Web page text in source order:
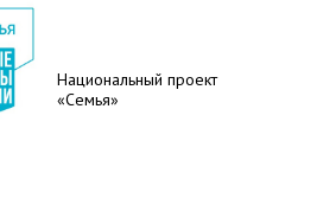
Национальный проект
«Семья»